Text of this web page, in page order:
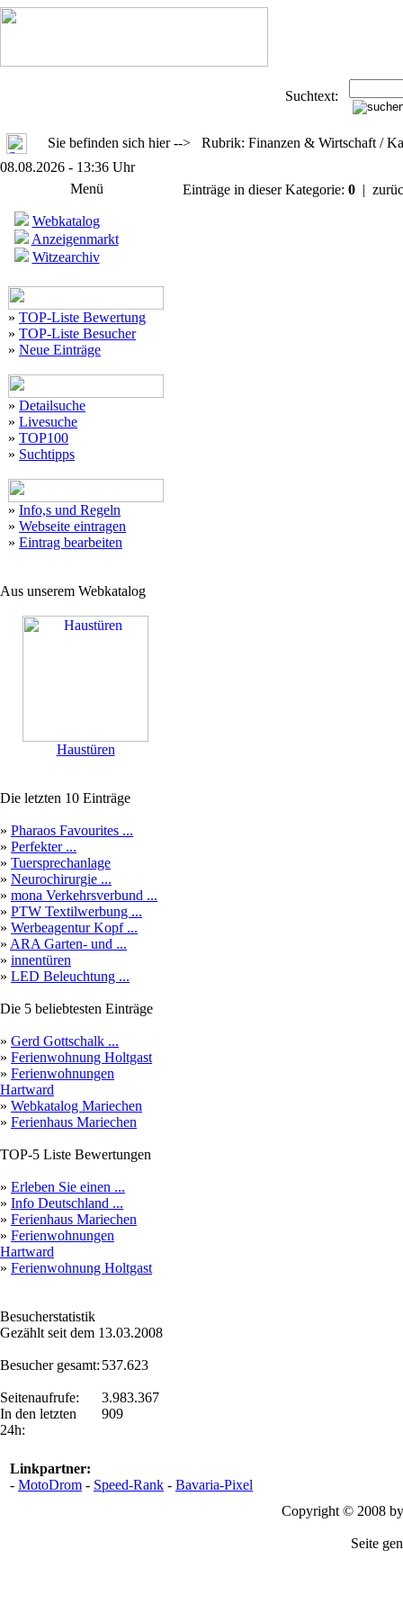
Suchtext:
Sie befinden sich hier --> Rubrik: Finanzen & Wirtschaft /
08.08.2026 - 13:36 Uhr
Menü
Webkatalog
Anzeigenmarkt
Witzearchiv
» TOP-Liste Bewertung
» TOP-Liste Besucher
» Neue Einträge
» Detailsuche
» Livesuche
» TOP100
» Suchtipps
» Info,s und Regeln
» Webseite eintragen
» Eintrag bearbeiten
Aus unserem Webkatalog
Haustüren
Die letzten 10 Einträge
» Pharaos Favourites ...
» Perfekter ...
» Tuersprechanlage
» Neurochirurgie ...
» mona Verkehrsverbund ...
» PTW Textilwerbung ...
» Werbeagentur Kopf ...
» ARA Garten- und ...
» innentüren
» LED Beleuchtung ...
Die 5 beliebtesten Einträge
» Gerd Gottschalk ...
» Ferienwohnung Holtgast
» Ferienwohnungen
Hartward
» Webkatalog Mariechen
» Ferienhaus Mariechen
TOP-5 Liste Bewertungen
» Erleben Sie einen ...
» Info Deutschland ...
» Ferienhaus Mariechen
» Ferienwohnungen
Hartward
» Ferienwohnung Holtgast
Besucherstatistik
Gezählt seit dem 13.03.2008
Besucher gesamt:
Seitenaufrufe:
In den letzten
24h:
537.623
3.983.367
909
Einträge in dieser Kategorie: 0 |
Linkpartner:
- MotoDrom - Speed-Rank - Bavaria-Pixel
Copyright © 2008
Seite